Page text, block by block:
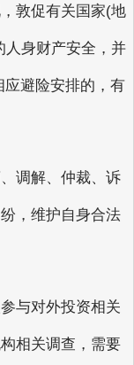
敦促有关国家(地
人身财产安全，并
避险安排的，有
调解、仲裁、诉
，维护自身合法
对外投资相关
相关调查，需要